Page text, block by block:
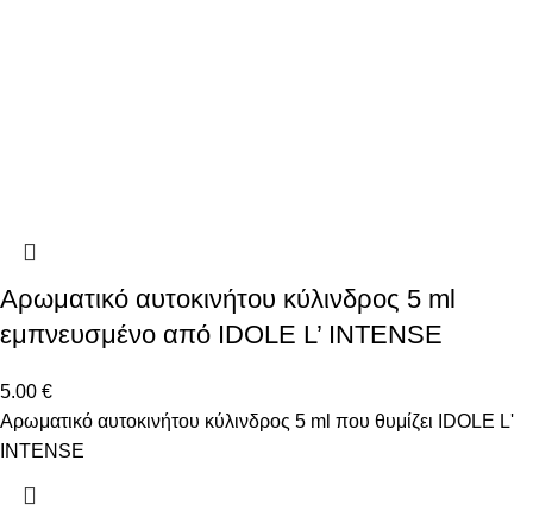
Αρωματικό αυτοκινήτου κύλινδρος 5 ml
εμπνευσμένο από IDOLE L’ INTENSE
5.00 €
Αρωματικό αυτοκινήτου κύλινδρος 5 ml που θυμίζει IDOLE L'
INTENSE